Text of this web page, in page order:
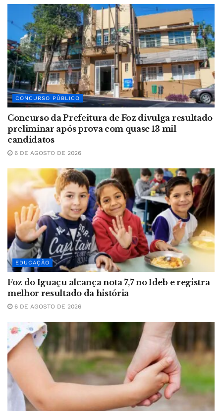
CONCURSO PÚBLICO
Concurso da Prefeitura de Foz divulga resultado
preliminar após prova com quase 13 mil
candidatos
6 DE AGOSTO DE 2026
EDUCAÇÃO
Foz do Iguaçu alcança nota 7,7 no Ideb e registra
melhor resultado da história
6 DE AGOSTO DE 2026